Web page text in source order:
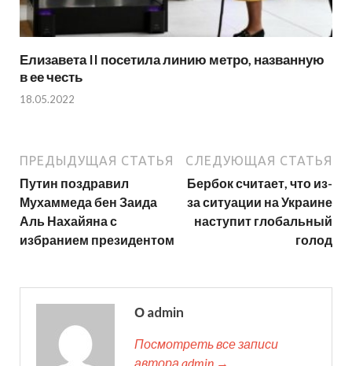
Елизавета II посетила линию метро, названную
в ее честь
18.05.2022
ПРЕДЫДУЩАЯ СТАТЬЯ
Путин поздравил
Мухаммеда бен Заида
Аль Нахайяна с
избранием президентом
СЛЕДУЮЩАЯ СТАТЬЯ
Бербок считает, что из-
за ситуации на Украине
наступит глобальный
голод
О admin
Посмотреть все записи
автора admin →